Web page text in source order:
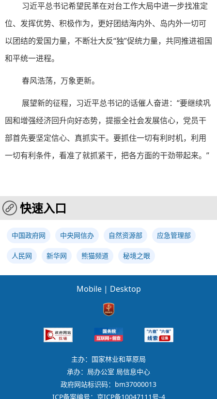
习近平总书记希望民革在对台工作大局中进一步找准定
位、发挥优势、积极作为，更好团结海内外、岛内外一切可
以团结的爱国力量，不断壮大反“独”促统力量，共同推进祖国
和平统一进程。
春风浩荡，万象更新。
展望新的征程，习近平总书记的话催人奋进：“要继续巩
固和增强经济回升向好态势，提振全社会发展信心，党员干
部首先要坚定信心、真抓实干。要抓住一切有利时机，利用
一切有利条件，看准了就抓紧干，把各方面的干劲带起来。”
快速入口
中国政府网 中央网信办 自然资源部 应急管理部
人民网 新华网 熊猫频道 秘境之眼
Mobile | Desktop
主办：国家林业和草原局
承办：局办公室 局信息中心
政府网站标识码：bm37000013
ICP备案编号：京ICP备10047111号-4